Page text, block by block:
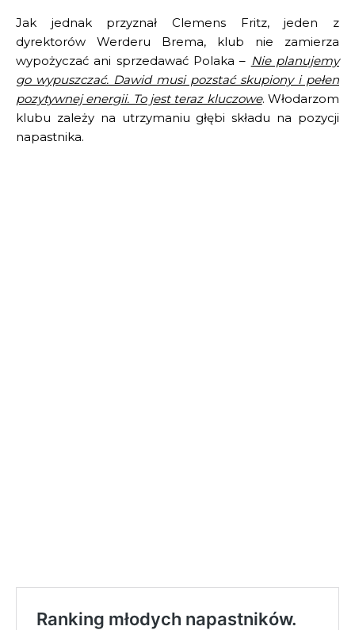
Jak jednak przyznał Clemens Fritz, jeden z
dyrektorów Werderu Brema, klub nie zamierza
wypożyczać ani sprzedawać Polaka – Nie planujemy
go wypuszczać. Dawid musi pozstać skupiony i pełen
pozytywnej energii. To jest teraz kluczowe. Włodarzom
klubu zależy na utrzymaniu głębi składu na pozycji
napastnika.